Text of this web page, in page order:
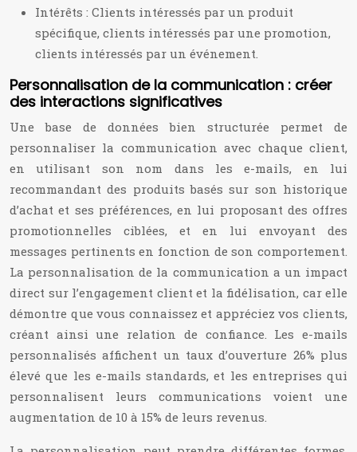
Intérêts : Clients intéressés par un produit
spécifique, clients intéressés par une promotion,
clients intéressés par un événement.
Personnalisation de la communication : créer
des interactions significatives
Une base de données bien structurée permet de
personnaliser la communication avec chaque client,
en utilisant son nom dans les e-mails, en lui
recommandant des produits basés sur son historique
d’achat et ses préférences, en lui proposant des offres
promotionnelles ciblées, et en lui envoyant des
messages pertinents en fonction de son comportement.
La personnalisation de la communication a un impact
direct sur l’engagement client et la fidélisation, car elle
démontre que vous connaissez et appréciez vos clients,
créant ainsi une relation de confiance. Les e-mails
personnalisés affichent un taux d’ouverture 26% plus
élevé que les e-mails standards, et les entreprises qui
personnalisent leurs communications voient une
augmentation de 10 à 15% de leurs revenus.